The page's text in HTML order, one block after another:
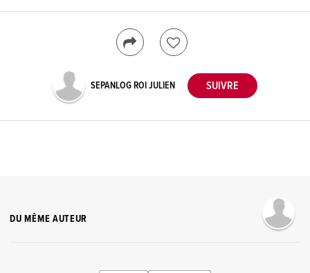
SEPANLOG ROI JULIEN
DU MÊME AUTEUR